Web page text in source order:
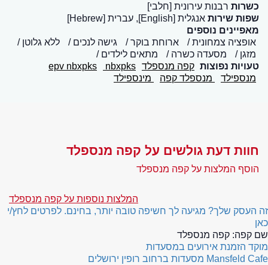
כשרות רבנות עירונית [חלבי]
שפות שירות אנגלית [English], עברית [Hebrew]
מאפיינים נוספים
אופציה צמחונית
ארוחת בוקר גישה לנכים
ללא גלוטן
מזגן
מסעדה כשרה
מתאים לילדים
טעויות נפוצות קפה מנספלד epv nbxpks
nbxpks
מנספילד
מנספלד קפה מינספילד
חוות דעת גולשים על קפה מנספלד
הוסף המלצות על קפה מנספלד
המלצות נוספות על קפה מנספלד
זה העסק שלך? מגיעה לך חשיפה טובה יותר, בחינם. לפרטים לחץ/י
כאן
שם קפה: קפה מנספלד
מוקד הזמנת אירועים במסעדות
Mansfeld Cafe מסעדות ברחוב רופין ירושלים